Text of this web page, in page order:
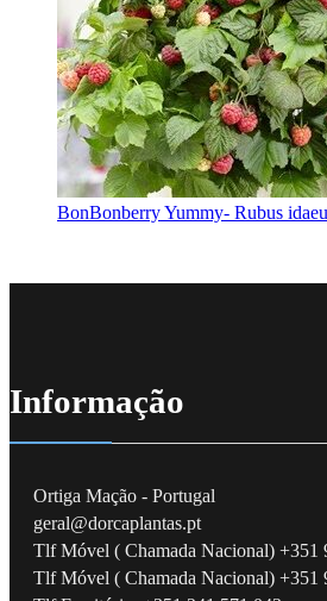
BonBonberry Yummy- Rubus
Informação
Ortiga Mação - Portugal
geral@dorcaplantas.pt
Tlf Móvel ( Chamada Nacional) +351
Tlf Móvel ( Chamada Nacional) +351